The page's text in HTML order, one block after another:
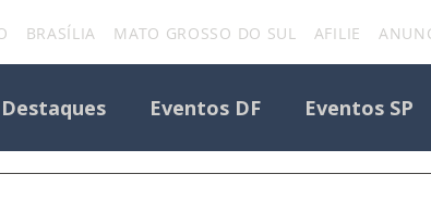
BRASÍLIA MATO GROSSO DO SUL AFILIE
Eventos DF Eventos SP